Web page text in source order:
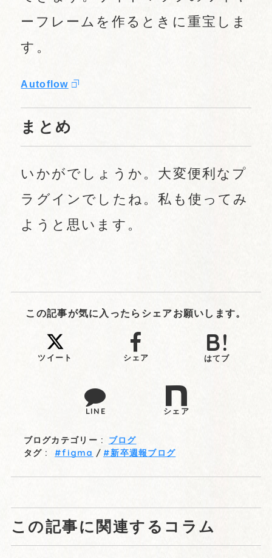
ーフレームを作るときに重宝しま
す。
Autoflow
まとめ
いかがでしょうか。大変便利なプ
ラグインでしたね。私も使ってみ
ようと思います。
この記事が気に入ったらシェアお願いします。
ツイート シェア はてブ
LINE シェア
ブログカテゴリー :
ブログ
タグ :
figma 新卒週報ブログ
この記事に関連するコラム